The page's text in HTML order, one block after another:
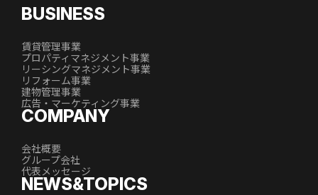
BUSINESS
賃貸管理事業
プロパティマネジメント事業
リーシングマネジメント事業
リフォーム事業
建物管理事業
広告・マーケティング事業
COMPANY
会社概要
グループ会社
代表メッセージ
NEWS&TOPICS